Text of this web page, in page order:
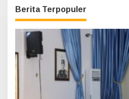
Berita Terpopuler